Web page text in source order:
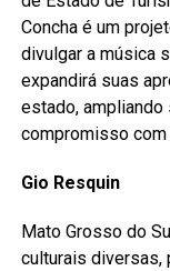
Concha é um
divulgar a música
expandirá suas
estado, ampliando
compromisso com
Gio Resquin
Mato Grosso do
culturais